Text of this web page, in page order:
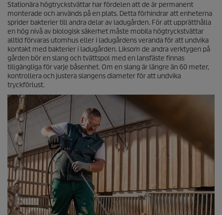
Stationära högtryckstvättar har fördelen att de är permanent
monterade och används på en plats. Detta förhindrar att enheterna
sprider bakterier till andra delar av ladugården. För att upprätthålla
en hög nivå av biologisk säkerhet måste mobila högtryckstvättar
alltid förvaras utomhus eller i ladugårdens veranda för att undvika
kontakt med bakterier i ladugården. Liksom de andra verktygen på
gården bör en slang och tvättspol med en lansfäste finnas
tillgängliga för varje båsenhet. Om en slang är längre än 60 meter,
kontrollera och justera slangens diameter för att undvika
tryckförlust.